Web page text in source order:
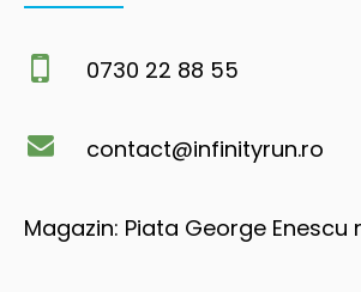
0730 22 88 55
contact@infinityrun.ro
Magazin: Piata George Enescu